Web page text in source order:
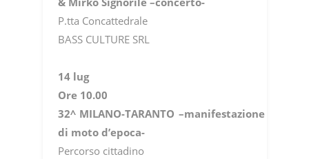
P.tta Concattedrale
BASS CULTURE SRL
14 lug
Ore 10.00
32^ MILANO-TARANTO –manifestazione
di moto d’epoca-
Percorso cittadino